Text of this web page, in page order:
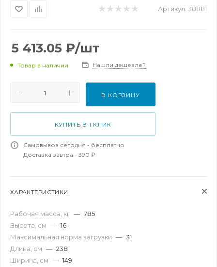
Артикул: 38881
5 413.05 ₽/шт
Товар в наличии Нашли дешевле?
В КОРЗИНУ
КУПИТЬ В 1 КЛИК
Самовывоз сегодня - бесплатно
Доставка завтра - 390 ₽
ХАРАКТЕРИСТИКИ
Рабочая масса, кг — 785
Высота, см — 16
Максимальная норма загрузки — 31
Длина, см — 238
Ширина, см — 149